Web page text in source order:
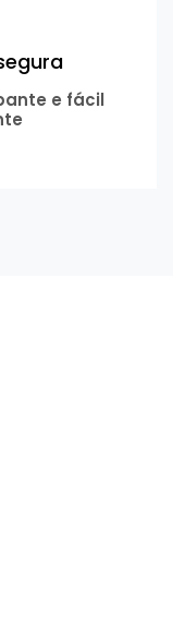
e fácil